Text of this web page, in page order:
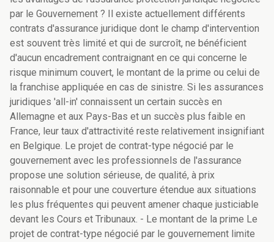
par le Gouvernement ? Il existe actuellement différents
contrats d'assurance juridique dont le champ d'intervention
est souvent très limité et qui de surcroît, ne bénéficient
d'aucun encadrement contraignant en ce qui concerne le
risque minimum couvert, le montant de la prime ou celui de
la franchise appliquée en cas de sinistre. Si les assurances
juridiques 'all-in' connaissent un certain succès en
Allemagne et aux Pays-Bas et un succès plus faible en
France, leur taux d'attractivité reste relativement insignifiant
en Belgique. Le projet de contrat-type négocié par le
gouvernement avec les professionnels de l'assurance
propose une solution sérieuse, de qualité, à prix
raisonnable et pour une couverture étendue aux situations
les plus fréquentes qui peuvent amener chaque justiciable
devant les Cours et Tribunaux. - Le montant de la prime Le
projet de contrat-type négocié par le gouvernement limite